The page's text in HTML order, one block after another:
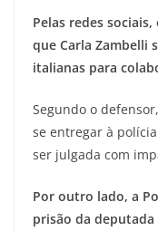
Pelas redes
que Carla Zambelli
italianas para
Segundo o
se entregar à
ser julgada com
Por outro lado, a
prisão da